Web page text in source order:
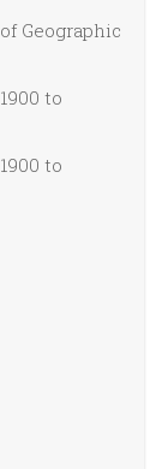
Geographic
to
to